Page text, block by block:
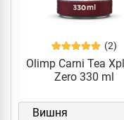
(2)
Olimp Carni Tea
Zero 330 ml